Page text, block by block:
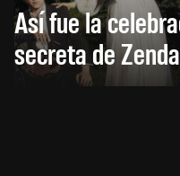
Así fue la
secreta de